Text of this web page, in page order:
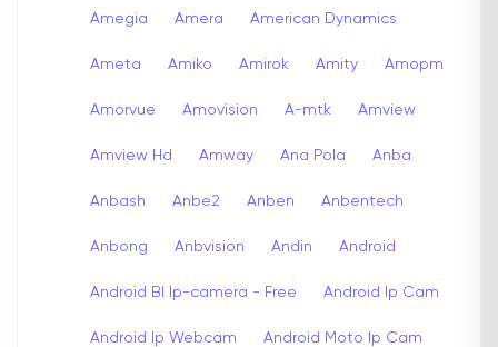
Amegia Amera American Dynamics
Ameta Amiko Amirok Amity Amopm
Amorvue Amovision A-mtk Amview
Amview Hd Amway Ana Pola Anba
Anbash Anbe2 Anben Anbentech
Anbong Anbvision Andin Android
Android Bl Ip-camera - Free Android Ip Cam
Android Ip Webcam Android Moto Ip Cam